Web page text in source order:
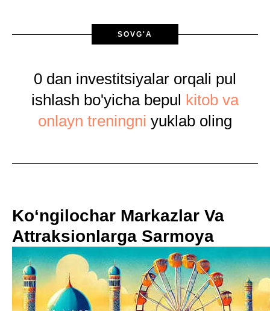
SOVG'A
0 dan investitsiyalar orqali pul
ishlash bo'yicha bepul kitob va
onlayn treningni yuklab oling
Ko‘ngilochar Markazlar Va
Attraksionlarga Sarmoya